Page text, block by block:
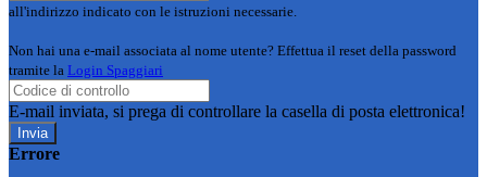
all'indirizzo indicato con le istruzioni necessarie.
Non hai una e-mail associata al nome utente? Effettua il reset della password
tramite la Login Spaggiari
E-mail inviata, si prega di controllare la casella di posta elettronica!
Errore